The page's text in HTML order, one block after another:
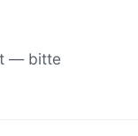
— bitte